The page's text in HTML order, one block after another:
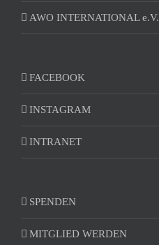
AWO INTERNATIONAL e.V.
FACEBOOK
INSTAGRAM
INTRANET
SPENDEN
MITGLIED WERDEN